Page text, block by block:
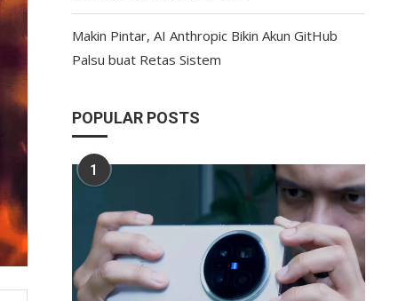
Makin Pintar, AI Anthropic Bikin Akun GitHub
Palsu buat Retas Sistem
POPULAR POSTS
1